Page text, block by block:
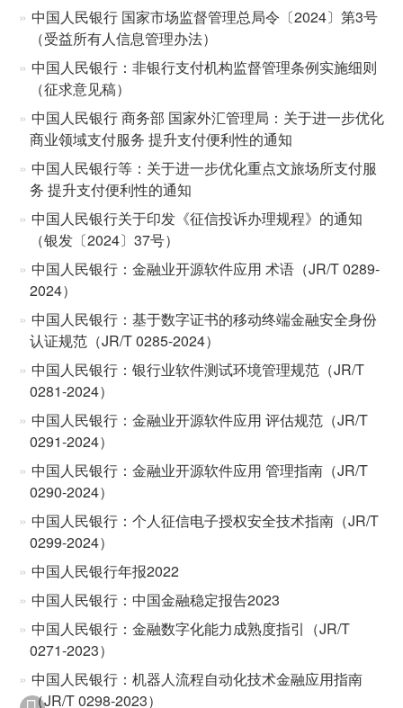
中国人民银行 国家市场监督管理总局令〔2024〕第3号
（受益所有人信息管理办法）
中国人民银行：非银行支付机构监督管理条例实施细则
（征求意见稿）
中国人民银行 商务部 国家外汇管理局：关于进一步优化
商业领域支付服务 提升支付便利性的通知
中国人民银行等：关于进一步优化重点文旅场所支付服
务 提升支付便利性的通知
中国人民银行关于印发《征信投诉办理规程》的通知
（银发〔2024〕37号）
中国人民银行：金融业开源软件应用 术语（JR/T 0289-
2024）
中国人民银行：基于数字证书的移动终端金融安全身份
认证规范（JR/T 0285-2024）
中国人民银行：银行业软件测试环境管理规范（JR/T
0281-2024）
中国人民银行：金融业开源软件应用 评估规范（JR/T
0291-2024）
中国人民银行：金融业开源软件应用 管理指南（JR/T
0290-2024）
中国人民银行：个人征信电子授权安全技术指南（JR/T
0299-2024）
中国人民银行年报2022
中国人民银行：中国金融稳定报告2023
中国人民银行：金融数字化能力成熟度指引（JR/T
0271-2023）
中国人民银行：机器人流程自动化技术金融应用指南
（JR/T 0298-2023）